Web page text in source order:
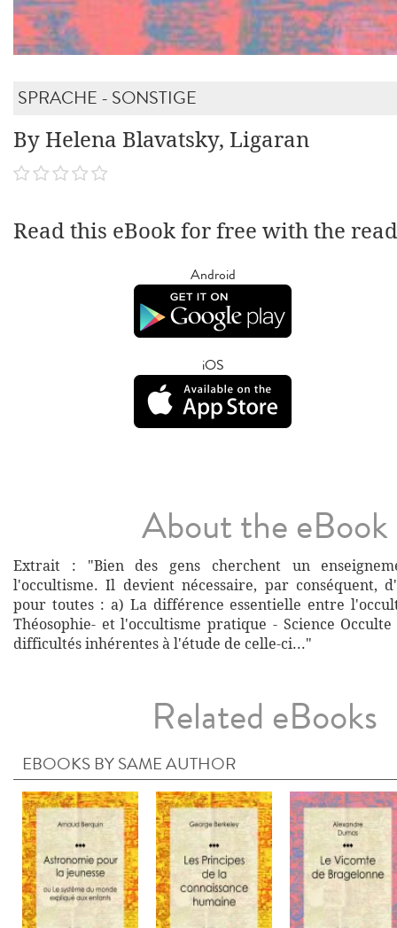
SPRACHE - SONSTIGE
By Helena Blavatsky, Ligaran
Read this eBook for free with the
Android
iOS
About the eBook
Extrait : "Bien des gens cherchent un
l'occultisme. Il devient nécessaire, par conséquent,
pour toutes : a) La différence essentielle entre
Théosophie- et l'occultisme pratique - Science
difficultés inhérentes à l'étude de celle-ci..."
Related eBooks
EBOOKS BY SAME AUTHOR